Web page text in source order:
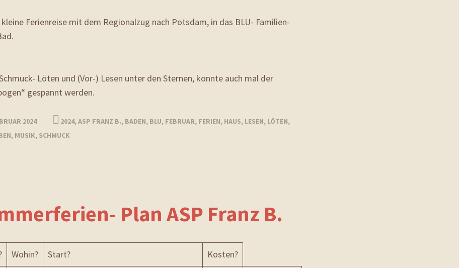
kleine Ferienreise mit dem Regionalzug nach Potsdam, in das BLU- Familien-
Löten und (Vor-) Lesen unter den Sternen, konnte auch mal der
gespannt werden.
2024 2024,ASP FRANZ B., BADEN, BLU, FEBRUAR, FERIEN, HAUS, LESEN, LÖTEN,
, MUSIK, SCHMUCK
Plan ASP Franz B.
Wohin? Start? Kosten?